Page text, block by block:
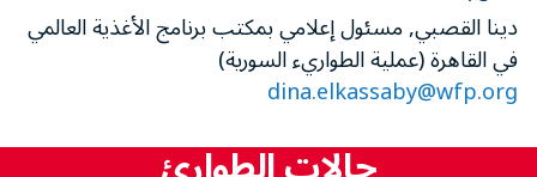
دينا القصبي, مسئول إعلامي بمكتب برنامج الأغذية العالمي
في القاهرة (عملية الطواريء السورية)
dina.elkassaby@wfp.org